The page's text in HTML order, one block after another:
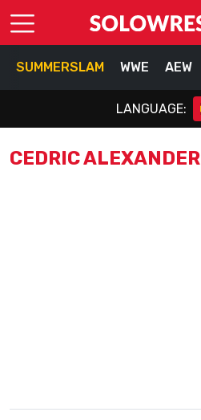
SUMMERSLAM WWE AEW
LANGUAGE:
CEDRIC ALEXANDER